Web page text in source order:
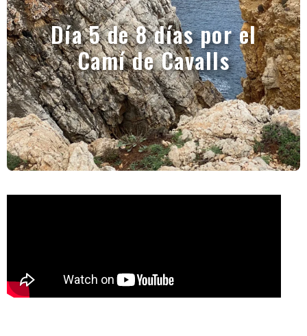
Día 5 de 8 días por el
Camí de Cavalls